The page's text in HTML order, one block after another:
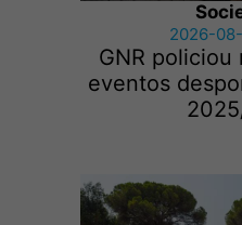
2026-
GNR policiou
eventos